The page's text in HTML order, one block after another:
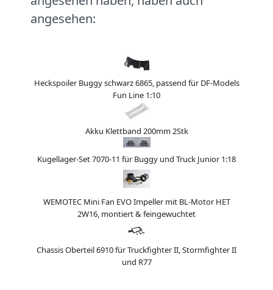
angesehen:
Heckspoiler Buggy schwarz 6865, passend für DF-Models
Fun Line 1:10
Akku Klettband 200mm 2Stk
Kugellager-Set 7070-11 für Buggy und Truck Junior 1:18
WEMOTEC Mini Fan EVO Impeller mit BL-Motor HET
2W16, montiert & feingewuchtet
Chassis Oberteil 6910 für Truckfighter II, Stormfighter II
und R77